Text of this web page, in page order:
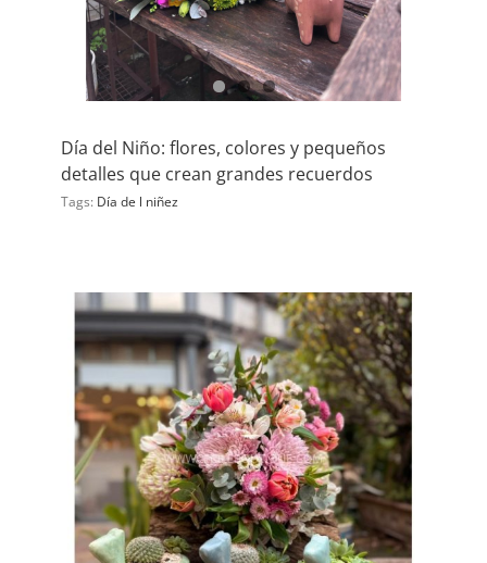
Día del Niño: flores, colores y pequeños
detalles que crean grandes recuerdos
Tags: Día de l niñez